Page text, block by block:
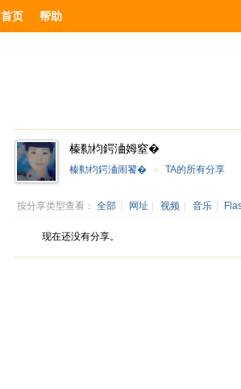
首页 帮助
榛勬枃鍔浀姆窒�
榛勬枃鍔浀闹饕� » TA的所有分享
按分享类型查看： 全部 网址 视频 音乐
现在还没有分享。